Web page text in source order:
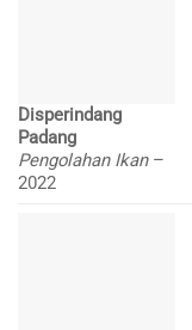
Disperindang
Padang
Pengolahan Ikan –
2022